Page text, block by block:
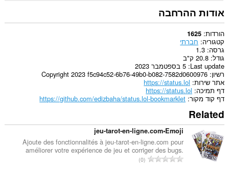
אודות ההרחבה
הורדות 1625
קטגוריה חברתי
גרסה 1.3
גודל 20.8 ק"ב
Last update 5 בספטמבר 2023
רשיון Copyright 2023 f5c94c52-6b76-49b0-b082-7582d0600976
אתר שירות https://status.lol
דף תמיכה https://status.lol
דף קוד מקור https://github.com/edizbaha/status.lol-bookmarklet
Related
jeu-tarot-en-ligne.com•Emoji
Ajoute des fonctionnalités à jeu-tarot-en-ligne.com pour
améliorer votre expérience de jeu et corriger des bugs.
מ0